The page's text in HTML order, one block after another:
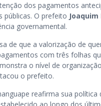
dos pagamentos
públicas. O prefeito Joaquim
governamental.
de que a valorização de
com três folhas
o nível de
o prefeito.
reafirma sua